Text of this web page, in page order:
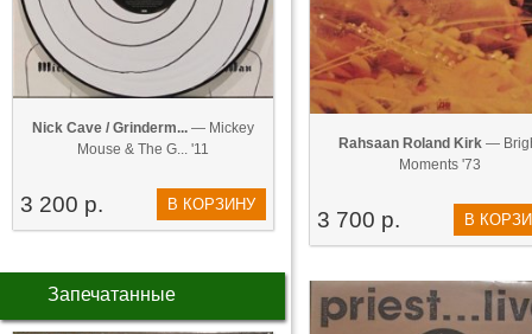
Nick Cave / Grinderm... — Mickey
Mouse & The G... '11
3 200 р. В КОРЗИНУ
Запечатанные
Rahsaan Roland Kirk —
Moments '73
3 700 р. В